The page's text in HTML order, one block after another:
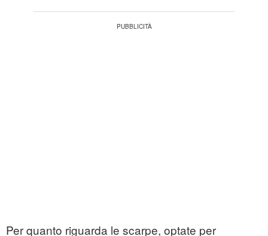
Per quanto riguarda le scarpe, optate per